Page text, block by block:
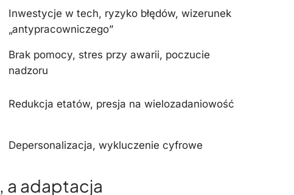
Inwestycje w tech, ryzyko błędów, wizerunek
„antypracowniczego”
Brak pomocy, stres przy awarii, poczucie
nadzoru
Redukcja etatów, presja na wielozadaniowość
Depersonalizacja, wykluczenie cyfrowe
a adaptacja